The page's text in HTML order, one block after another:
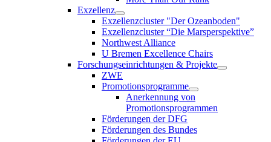
Exzellenz
Exzellenzcluster "Der Ozeanboden"
Exzellenzcluster “Die Marsperspektive”
Northwest Alliance
U Bremen Excellence Chairs
Forschungseinrichtungen & Projekte
ZWE
Promotionsprogramme
Anerkennung von
Promotionsprogrammen
Förderungen der DFG
Förderungen des Bundes